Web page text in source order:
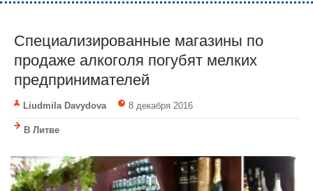
Специализированные магазины по
продаже алкоголя погубят мелких
предпринимателей
Liudmila Davydova 8 декабря 2016
В Литве